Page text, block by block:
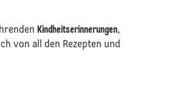
Kindheitserinnerungen,
von all den Rezepten und